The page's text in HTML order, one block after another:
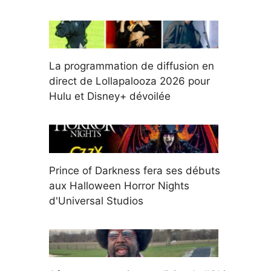
La programmation de diffusion en
direct de Lollapalooza 2026 pour
Hulu et Disney+ dévoilée
Prince of Darkness fera ses débuts
aux Halloween Horror Nights
d'Universal Studios